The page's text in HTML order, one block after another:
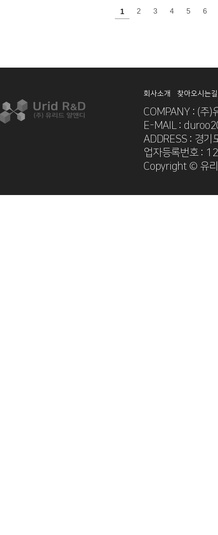
1 2 3 4 5 6
회사소개 찾아오시는길
COMPANY : (주)
E-MAIL :
ADDRESS : 경
업자등록번호 :
Copyright © 유